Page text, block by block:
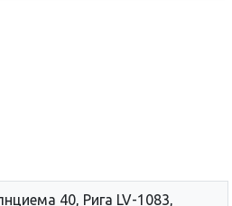
40, Рига LV-1083,